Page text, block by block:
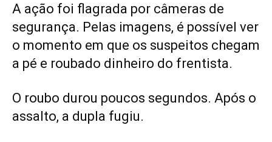
A ação foi flagrada por câmeras de
segurança. Pelas imagens, é possível ver
o momento em que os suspeitos chegam
a pé e roubado dinheiro do frentista.
O roubo durou poucos segundos. Após o
assalto, a dupla fugiu.